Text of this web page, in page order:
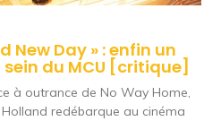
New Day » : enfin un
du MCU [critique]
à outrance de No Way Home,
redébarque au cinéma